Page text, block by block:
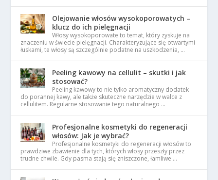
Olejowanie włosów wysokoporowatych –
klucz do ich pielęgnacji
Włosy wysokoporowate to temat, który zyskuje na
znaczeniu w świecie pielęgnacji. Charakteryzujące się otwartymi
łuskami, te włosy są szczególnie podatne na uszkodzenia, …
Peeling kawowy na cellulit – skutki i jak
stosować?
Peeling kawowy to nie tylko aromatyczny dodatek
do porannej kawy, ale także skuteczne narzędzie w walce z
cellulitem. Regularne stosowanie tego naturalnego …
Profesjonalne kosmetyki do regeneracji
włosów: Jak je wybrać?
Profesjonalne kosmetyki do regeneracji włosów to
prawdziwe zbawienie dla tych, których włosy przeszły przez
trudne chwile. Gdy pasma stają się zniszczone, łamliwe …